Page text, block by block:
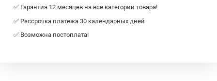
✅ Гарантия 12 месяцев на все категории товара!
✅ Рассрочка платежа 30 календарных дней
✅ Возможна постоплата!